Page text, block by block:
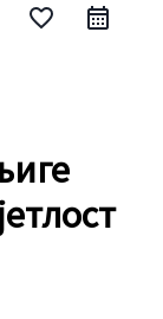
favorite_border